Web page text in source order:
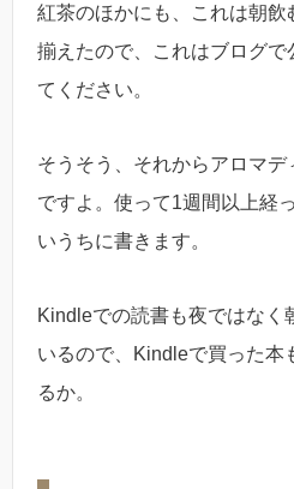
紅茶のほかにも、これは朝飲
揃えたので、これはブログ
てください。
そうそう、それからアロマ
ですよ。使って1週間以上経
いうちに書きます。
Kindleでの読書も夜ではなく
いるので、Kindleで買った本
るか。